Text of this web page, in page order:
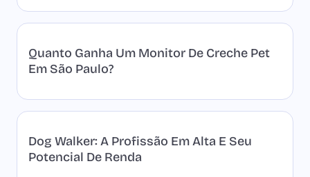
Quanto Ganha Um Monitor De Creche Pet
Em São Paulo?
Dog Walker: A Profissão Em Alta E Seu
Potencial De Renda